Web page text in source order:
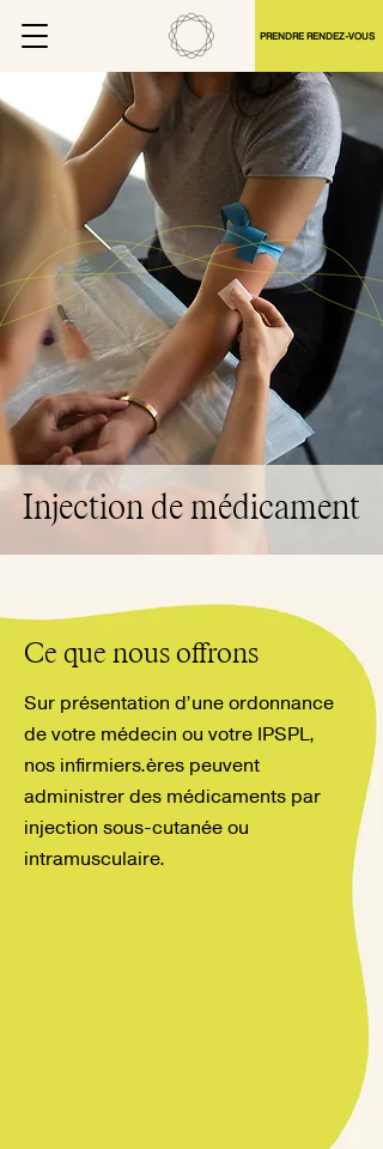
PRENDRE RENDEZ-VOUS
Injection de médicament
Ce que nous offrons
Sur présentation d’une ordonnance
de votre médecin ou votre IPSPL,
nos infirmiers.ères peuvent
administrer des médicaments par
injection sous-cutanée ou
intramusculaire.